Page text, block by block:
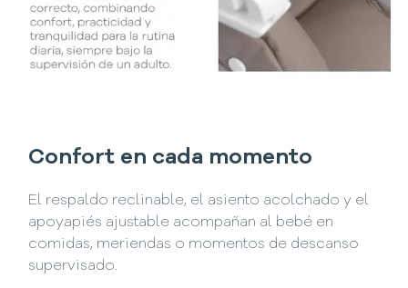
Confort en cada momento
El respaldo reclinable, el asiento acolchado y el
apoyapiés ajustable acompañan al bebé en
comidas, meriendas o momentos de descanso
supervisado.